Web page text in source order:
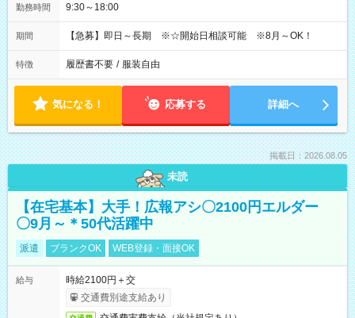
勤務時間 9:30～18:00
期間 【急募】即日～長期 ※☆開始日相談可能 ※8月～OK！
特徴 履歴書不要 / 服装自由
気になる！ 応募する 詳細へ
掲載日：2026.08.05
未読
【在宅基本】大手！広報アシ〇2100円エルダー
〇9月～＊50代活躍中
派遣 ブランクOK WEB登録・面接OK
給与
時給2100円＋交
交通費別途支給あり